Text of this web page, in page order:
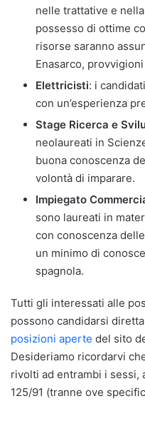
nelle trattative e
possesso di ottime
risorse saranno
Enasarco,
Elettricisti: i
con un’esperienza
Stage Ricerca e
neolaureati in
buona conoscenza
volontà di imparare.
Impiegato
sono laureati in
con conoscenza
un minimo di
spagnola.
Tutti gli interessati alle
possono candidarsi
posizioni aperte del sito
Desideriamo ricordarvi
rivolti ad entrambi i sessi,
125/91 (tranne ove